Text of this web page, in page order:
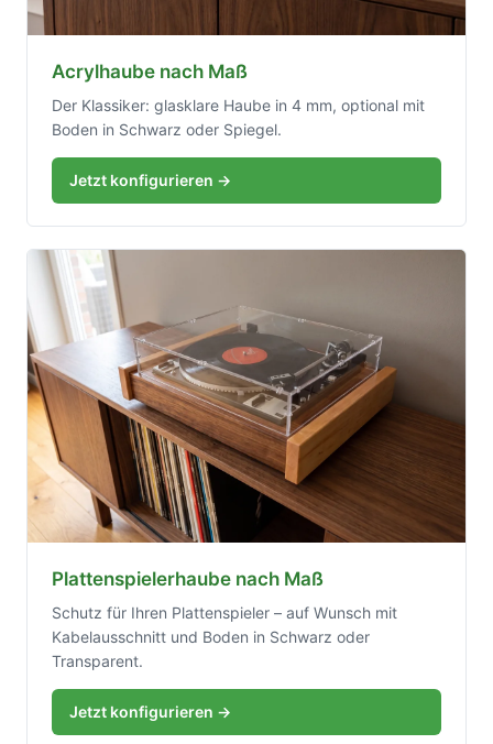
Acrylhaube nach Maß
Der Klassiker: glasklare Haube in 4 mm, optional mit
Boden in Schwarz oder Spiegel.
Jetzt konfigurieren →
Plattenspielerhaube nach Maß
Schutz für Ihren Plattenspieler – auf Wunsch mit
Kabelausschnitt und Boden in Schwarz oder
Transparent.
Jetzt konfigurieren →